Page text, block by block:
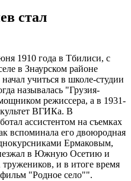
стал
1910 года в Тбилиси, с
в Знаурском районе
учиться в школе-студии
называлась "Грузия-
режиссера, а в 1931-
ВГИКа. В
ассистентом на съемках
вспоминала его двоюродная
Ермаковым,
в Южную Осетию и
и в итоге время
"Родное село"".